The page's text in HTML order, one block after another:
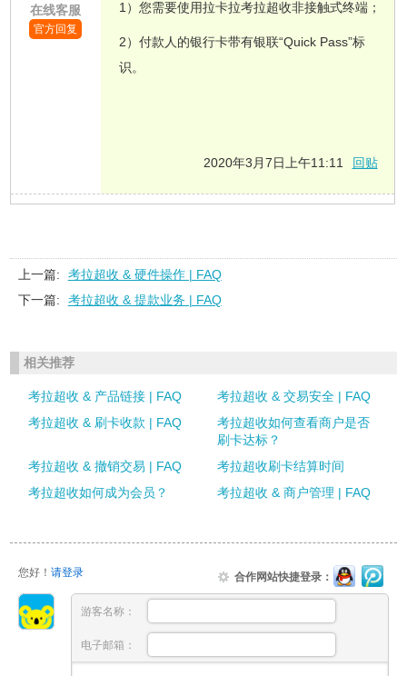
在线客服
官方回复
1）您需要使用拉卡拉考拉超收非接触式终端；
2）付款人的银行卡带有银联“Quick Pass”标
识。
2020年3月7日上午11:11 回贴
上一篇:
考拉超收 & 硬件操作 | FAQ
下一篇:
考拉超收 & 提款业务 | FAQ
相关推荐
考拉超收 & 产品链接 | FAQ
考拉超收 & 交易安全 | FAQ
考拉超收 & 刷卡收款 | FAQ
考拉超收如何查看商户是否
刷卡达标？
考拉超收 & 撤销交易 | FAQ
考拉超收刷卡结算时间
考拉超收如何成为会员？
考拉超收 & 商户管理 | FAQ
您好！ 请登录 合作网站快捷登录：
游客名称：
电子邮箱：